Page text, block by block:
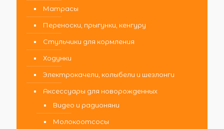
Матрасы
Переноски, прыгунки, кенгуру
Стульчики для кормления
Ходунки
Электрокачели, колыбели и шезлонги
Аксессуары для новорожденных
Видео и радионяни
Молокоотсосы